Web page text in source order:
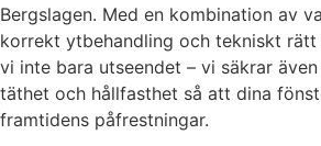
Bergslagen. Med en kombination av
korrekt ytbehandling och tekniskt
vi inte bara utseendet – vi säkrar
täthet och hållfasthet så att dina
framtidens påfrestningar.